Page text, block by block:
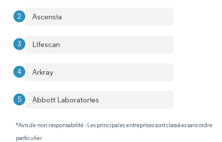
Ascensia
Lifescan
Arkray
Abbott Laboratories
*Avis de non-responsabilité : Les principales entreprises sont classées sans ordre
particulier